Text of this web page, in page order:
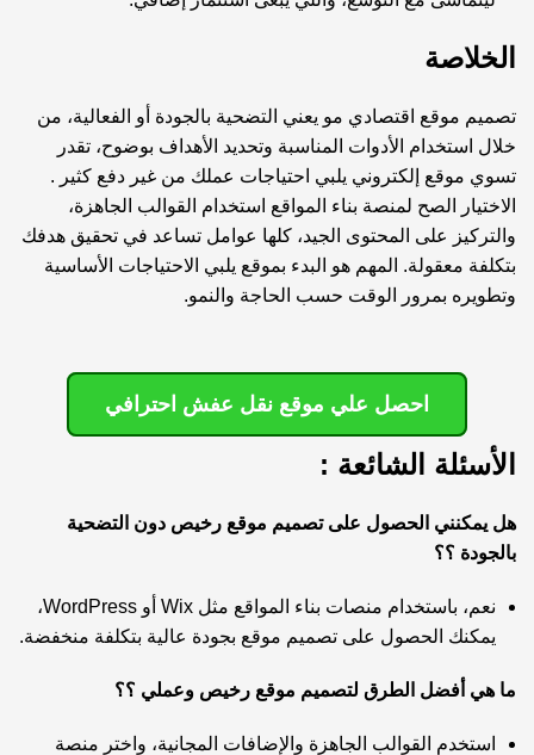
الخلاصة
تصميم موقع اقتصادي مو يعني التضحية بالجودة أو الفعالية، من
خلال استخدام الأدوات المناسبة وتحديد الأهداف بوضوح، تقدر
تسوي موقع إلكتروني يلبي احتياجات عملك من غير دفع كثير .
الاختيار الصح لمنصة بناء المواقع استخدام القوالب الجاهزة،
والتركيز على المحتوى الجيد، كلها عوامل تساعد في تحقيق هدفك
بتكلفة معقولة. المهم هو البدء بموقع يلبي الاحتياجات الأساسية
وتطويره بمرور الوقت حسب الحاجة والنمو.
احصل علي موقع نقل عفش احترافي
الأسئلة الشائعة :
هل يمكنني الحصول على تصميم موقع رخيص دون التضحية
بالجودة ؟؟
نعم، باستخدام منصات بناء المواقع مثل Wix أو WordPress،
يمكنك الحصول على تصميم موقع بجودة عالية بتكلفة منخفضة.
ما هي أفضل الطرق لتصميم موقع رخيص وعملي ؟؟
استخدم القوالب الجاهزة والإضافات المجانية، واختر منصة